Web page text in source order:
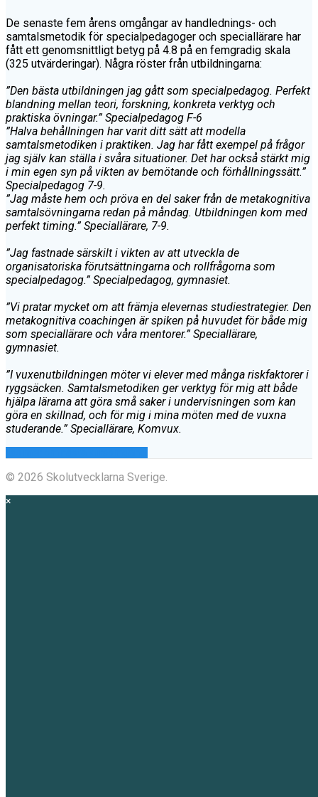
De senaste fem årens omgångar av handlednings- och
samtalsmetodik för specialpedagoger och speciallärare har
fått ett genomsnittligt betyg på 4.8 på en femgradig skala
(325 utvärderingar). Några röster från utbildningarna:
”Den bästa utbildningen jag gått som specialpedagog. Perfekt
blandning mellan teori, forskning, konkreta verktyg och
praktiska övningar.” Specialpedagog F-6
”Halva behållningen har varit ditt sätt att modella
samtalsmetodiken i praktiken. Jag har fått exempel på frågor
jag själv kan ställa i svåra situationer. Det har också stärkt mig
i min egen syn på vikten av bemötande och förhållningssätt.”
Specialpedagog 7-9.
”Jag måste hem och pröva en del saker från de metakognitiva
samtalsövningarna redan på måndag. Utbildningen kom med
perfekt timing.” Speciallärare, 7-9.
”Jag fastnade särskilt i vikten av att utveckla de
organisatoriska förutsättningarna och rollfrågorna som
specialpedagog.” Specialpedagog, gymnasiet.
”Vi pratar mycket om att främja elevernas studiestrategier. Den
metakognitiva coachingen är spiken på huvudet för både mig
som speciallärare och våra mentorer.” Speciallärare,
gymnasiet.
”I vuxenutbildningen möter vi elever med många riskfaktorer i
ryggsäcken. Samtalsmetodiken ger verktyg för mig att både
hjälpa lärarna att göra små saker i undervisningen som kan
göra en skillnad, och för mig i mina möten med de vuxna
studerande.” Speciallärare, Komvux.
© 2026 Skolutvecklarna Sverige.
×